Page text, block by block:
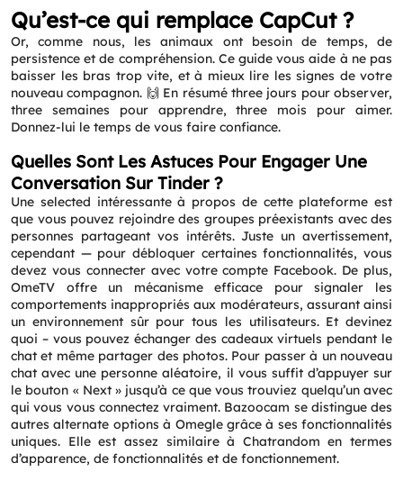
Qu’est-ce qui remplace CapCut ?
Or, comme nous, les animaux ont besoin de temps, de
persistence et de compréhension. Ce guide vous aide à ne pas
baisser les bras trop vite, et à mieux lire les signes de votre
nouveau compagnon. 🙌 En résumé three jours pour observer,
three semaines pour apprendre, three mois pour aimer.
Donnez-lui le temps de vous faire confiance.
Quelles Sont Les Astuces Pour Engager Une
Conversation Sur Tinder ?
Une selected intéressante à propos de cette plateforme est
que vous pouvez rejoindre des groupes préexistants avec des
personnes partageant vos intérêts. Juste un avertissement,
cependant — pour débloquer certaines fonctionnalités, vous
devez vous connecter avec votre compte Facebook. De plus,
OmeTV offre un mécanisme efficace pour signaler les
comportements inappropriés aux modérateurs, assurant ainsi
un environnement sûr pour tous les utilisateurs. Et devinez
quoi – vous pouvez échanger des cadeaux virtuels pendant le
chat et même partager des photos. Pour passer à un nouveau
chat avec une personne aléatoire, il vous suffit d’appuyer sur
le bouton « Next » jusqu’à ce que vous trouviez quelqu’un avec
qui vous vous connectez vraiment. Bazoocam se distingue des
autres alternate options à Omegle grâce à ses fonctionnalités
uniques. Elle est assez similaire à Chatrandom en termes
d’apparence, de fonctionnalités et de fonctionnement.